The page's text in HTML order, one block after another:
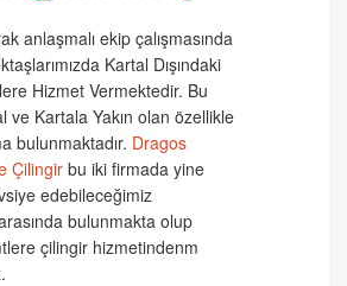
anlaşmalı ekip çalışmasında
Kartal Dışındaki
Hizmet Vermektedir. Bu
ve Kartala Yakın olan özellikle
bulunmaktadır. Dragos
Çilingir bu iki firmada yine
edebileceğimiz
bulunmakta olup
çilingir hizmetindenm